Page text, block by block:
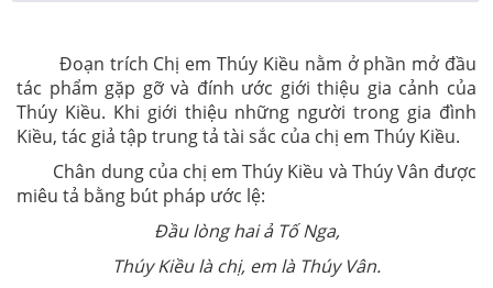
Đoạn trích Chị em Thúy Kiều nằm ở phần mở đầu
tác phẩm gặp gỡ và đính ước giới thiệu gia cảnh của
Thúy Kiều. Khi giới thiệu những người trong gia đình
Kiều, tác giả tập trung tả tài sắc của chị em Thúy Kiều.
Chân dung của chị em Thúy Kiều và Thúy Vân được
miêu tả bằng bút pháp ước lệ:
Đầu lòng hai ả Tố Nga,
Thúy Kiều là chị, em là Thúy Vân.